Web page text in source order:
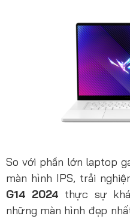
So với phần lớn laptop
màn hình IPS, trải
G14 2024 thực sự
những màn hình đẹp